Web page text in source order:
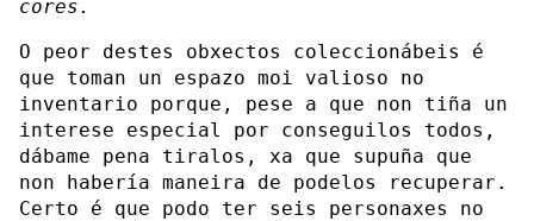
cores.
O peor destes obxectos coleccionábeis é
que toman un espazo moi valioso no
inventario porque, pese a que non tiña un
interese especial por conseguilos todos,
dábame pena tiralos, xa que supuña que
non habería maneira de podelos recuperar.
Certo é que podo ter seis personaxes no